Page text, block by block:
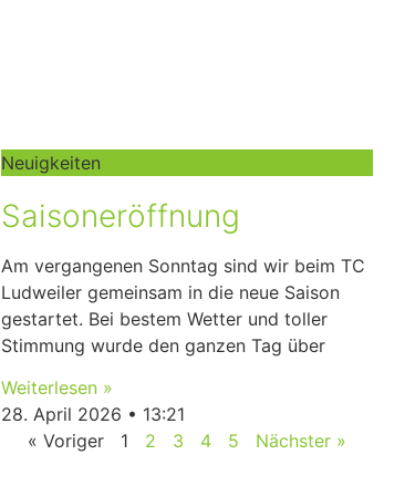
Neuigkeiten
Saisoneröffnung
Am vergangenen Sonntag sind wir beim TC
Ludweiler gemeinsam in die neue Saison
gestartet. Bei bestem Wetter und toller
Stimmung wurde den ganzen Tag über
Weiterlesen »
28. April 2026
13:21
« Voriger 1 2 3 4 5 Nächster »